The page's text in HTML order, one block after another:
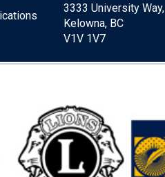
3333 University Way,
Kelowna, BC
V1V 1V7